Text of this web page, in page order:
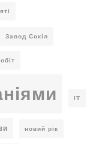
Завод Сокіл
ІТ
новий рік